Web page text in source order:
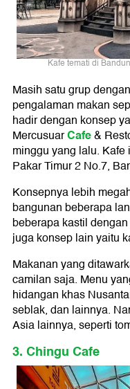
Kafe temati di
Masih satu grup
pengalaman makan
hadir dengan konsep
MercusuarCafe&
minggu yang lalu.
Pakar Timur 2 No.7,
Konsepnya lebih
bangunan beberapa
beberapa kastil
juga konsep lain yaitu
Makanan yang
camilan saja. Menu
hidangan khas
seblak, dan lainnya.
Asia lainnya, seperti
3. Chingu Cafe